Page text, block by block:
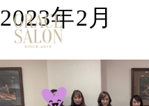
2023年2月